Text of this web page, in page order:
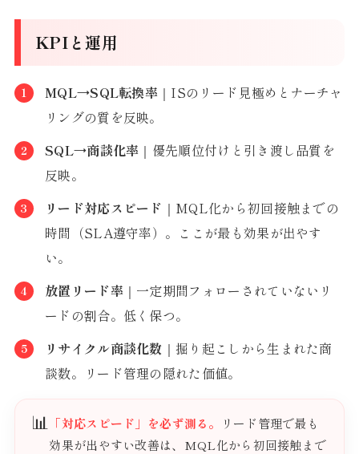
KPIと運用
MQL→SQL転換率 ｜ISのリード見極めとナーチャ
リングの質を反映。
SQL→商談化率 ｜優先順位付けと引き渡し品質を
反映。
リード対応スピード ｜MQL化から初回接触までの
時間（SLA遵守率）。ここが最も効果が出やす
い。
放置リード率｜一定期間フォローされていないリ
ードの割合。低く保つ。
リサイクル商談化数 ｜掘り起こしから生まれた商
談数。リード管理の隠れた価値。
📊 「対応スピード」を必ず測る。
リード管理で最も
効果が出やすい改善は、MQL化から初回接触まで